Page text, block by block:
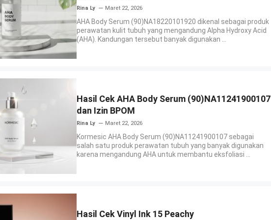
Rina Ly Maret 22, 2026
AHA Body Serum (90)NA18220101920 dikenal sebagai produk
perawatan kulit tubuh yang mengandung Alpha Hydroxy Acid
(AHA). Kandungan tersebut banyak digunakan ...
Hasil Cek AHA Body Serum (90)NA11241900107
dan Izin BPOM
Rina Ly Maret 22, 2026
Kormesic AHA Body Serum (90)NA11241900107 sebagai
salah satu produk perawatan tubuh yang banyak digunakan
karena mengandung AHA untuk membantu eksfoliasi ...
Hasil Cek Vinyl Ink 15 Peachy